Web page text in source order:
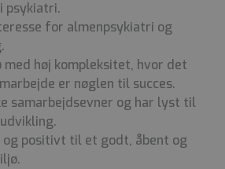
psykiatri.
for almenpsykiatri og
høj kompleksitet, hvor det
er nøglen til succes.
samarbejdsevner og har lyst til
positivt til et godt, åbent og